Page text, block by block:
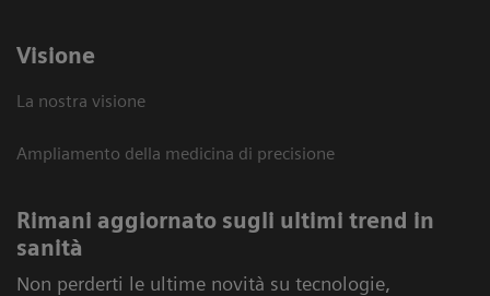
Visione
La nostra visione
Ampliamento della medicina di precisione
Rimani aggiornato sugli ultimi trend in
sanità
Non perderti le ultime novità su tecnologie,